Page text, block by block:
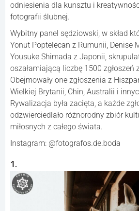
odniesienia dla kunsztu i
fotografii ślubnej.
Wybitny panel sędziowski, w skład
Yonut Poptelecan z Rumunii, Denise
Yousuke Shimada z Japonii,
oszałamiającą liczbę 1500 zgłoszeń
Obejmowały one zgłoszenia z
Wielkiej Brytanii, Chin, Australii i
Rywalizacja była zacięta, a każde
odzwierciedlało różnorodny zbiór
miłosnych z całego świata.
Instagram: @fotografos.de.boda
1.